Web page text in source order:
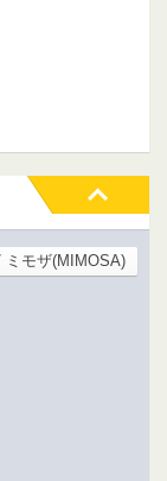
ミモザ(MIMOSA)